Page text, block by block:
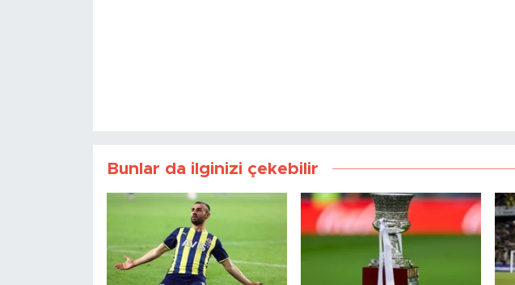
Bunlar da ilginizi çekebilir